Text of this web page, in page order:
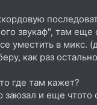
звукаф", там еще
уместить в микс.
как раз
где там кажет?
заюзал и еще чтото